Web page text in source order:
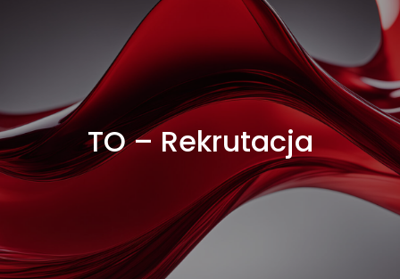
TO – Rekrutacja